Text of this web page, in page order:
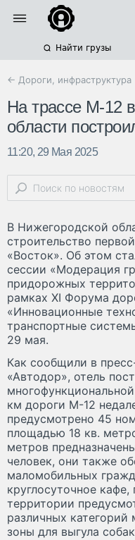
Найти грузы
← Дороги, инфраструктура
На трассе М-12
области
11:20, 29 Мая 2025
В Нижегородской
строительство
«Восток». Об этом
сессии «Модерация
придорожных
рамках XI Форума
«Инновационные
транспортные
29 мая.
Как сообщили в
«Автодор», отель
км дороги М-12
предусмотрено 45
площадью 18 кв.
метров
человек, они также
маломобильных
круглосуточное
территории
различных
зоны для выгула